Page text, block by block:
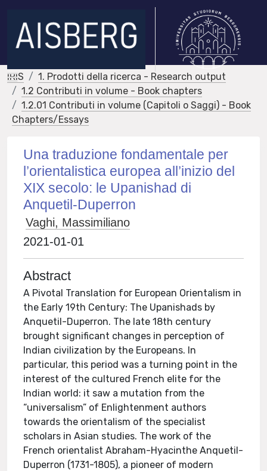
IRIS
1. Prodotti della ricerca - Research output
1.2 Contributi in volume - Book chapters
1.2.01 Contributi in volume (Capitoli o Saggi) - Book
Chapters/Essays
Una traduzione fondamentale per
l’orientalistica europea all’inizio del
XIX secolo: le Upanishad di
Anquetil-Duperron
Vaghi, Massimiliano
2021-01-01
Abstract
A Pivotal Translation for European Orientalism in
the Early 19th Century: The Upanishads by
Anquetil-Duperron. The late 18th century
brought significant changes in perception of
Indian civilization by the Europeans. In
particular, this period was a turning point in the
interest of the cultured French elite for the
Indian world: it saw a mutation from the
“universalism” of Enlightenment authors
towards the orientalism of the specialist
scholars in Asian studies. The work of the
French orientalist Abraham-Hyacinthe Anquetil-
Duperron (1731-1805), a pioneer of modern